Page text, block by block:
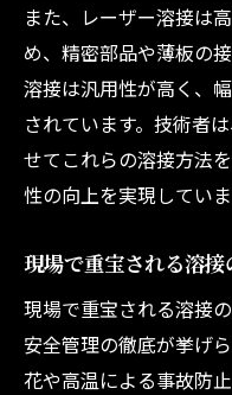
また、レーザー溶接は
め、精密部品や薄板の
溶接は汎用性が高く、
されています。技術者
せてこれらの溶接方法
性の向上を実現していま
現場で重宝される溶
現場で重宝される溶接
安全管理の徹底が挙げ
花や高温による事故防